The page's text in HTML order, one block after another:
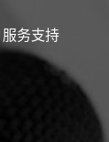
服务支持